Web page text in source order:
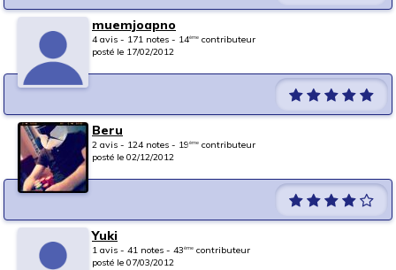
muemjoapno
4 avis - 171 notes - 14ème contributeur
posté le 17/02/2012
Beru
2 avis - 124 notes - 19ème contributeur
posté le 02/12/2012
Yuki
1 avis - 41 notes - 43ème contributeur
posté le 07/03/2012